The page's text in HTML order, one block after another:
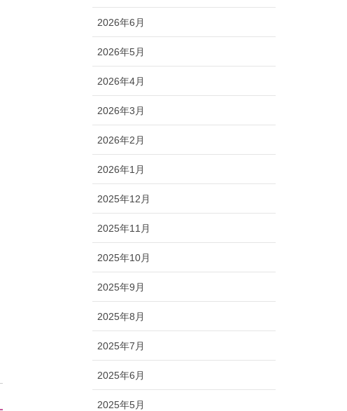
2026年6月
2026年5月
2026年4月
2026年3月
2026年2月
2026年1月
2025年12月
2025年11月
2025年10月
2025年9月
2025年8月
2025年7月
2025年6月
2025年5月